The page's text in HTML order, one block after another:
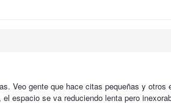
Veo gente que hace citas pequeñas y otros
espacio se va reduciendo lenta pero